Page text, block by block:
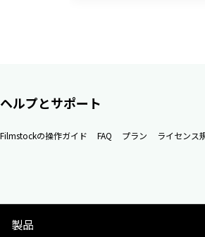
ヘルプとサポート
Filmstockの操作ガイド FAQ プラン ライセンス
製品